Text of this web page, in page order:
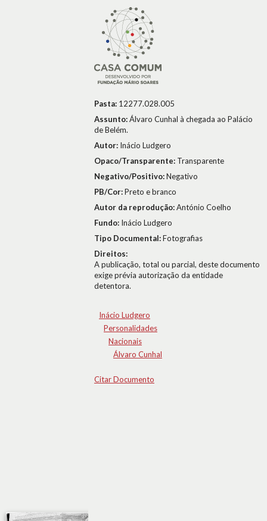
Pasta: 12277.028.005
Assunto:Álvaro Cunhal à chegada ao Palácio
de Belém.
Autor: Inácio Ludgero
Opaco/Transparente: Transparente
Negativo/Positivo:Negativo
PB/Cor:Preto e branco
Autor da reprodução:António Coelho
Fundo: Inácio Ludgero
Tipo Documental:Fotografias
Direitos:
A publicação, total ou parcial, deste documento
exige prévia autorização da entidade
detentora.
Inácio Ludgero
Personalidades
Nacionais
Álvaro Cunhal
Citar Documento